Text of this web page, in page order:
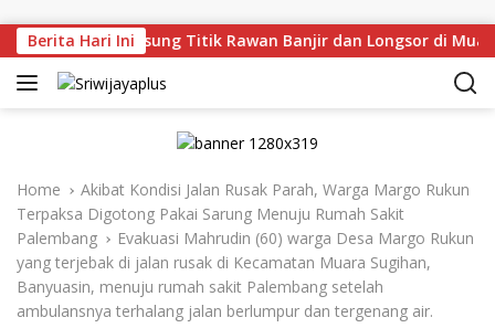
Berita Hari Ini
Tinjau Langsung Titik Rawan Banjir dan Longsor di
Home
Akibat Kondisi Jalan Rusak Parah, Warga Margo Rukun
Terpaksa Digotong Pakai Sarung Menuju Rumah Sakit
Palembang
Evakuasi Mahrudin (60) warga Desa Margo Rukun
yang terjebak di jalan rusak di Kecamatan Muara Sugihan,
Banyuasin, menuju rumah sakit Palembang setelah
ambulansnya terhalang jalan berlumpur dan tergenang air.